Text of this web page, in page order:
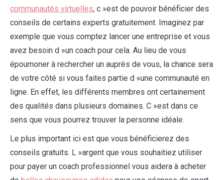
communautés virtuelles, c »est de pouvoir bénéficier des
conseils de certains experts gratuitement. Imaginez par
exemple que vous comptez lancer une entreprise et vous
avez besoin d »un coach pour cela. Au lieu de vous
époumoner à rechercher un auprès de vous, la chance sera
de votre côté si vous faites partie d »une communauté en
ligne. En effet, les différents membres ont certainement
des qualités dans plusieurs domaines. C »est dans ce
sens que vous pourrez trouver la personne idéale.
Le plus important ici est que vous bénéficierez des
conseils gratuits. L »argent que vous souhaitiez utiliser
pour payer un coach professionnel vous aidera à acheter